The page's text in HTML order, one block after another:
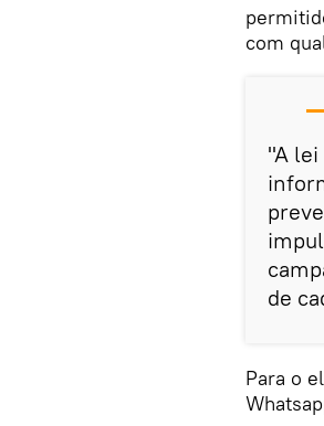
com
"A
de
Para o